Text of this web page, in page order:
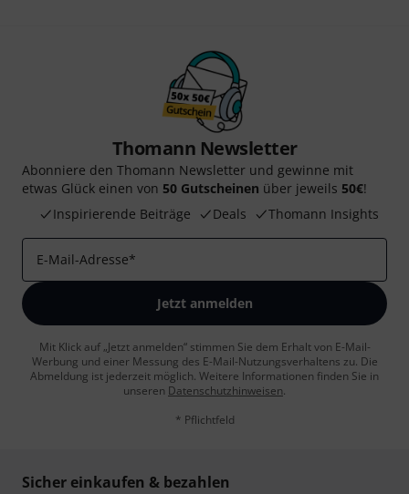
Thomann Newsletter
Abonniere den Thomann Newsletter und gewinne mit
etwas Glück einen von 50 Gutscheinen über jeweils 50€!
Inspirierende Beiträge
Deals Thomann Insights
E-Mail-Adresse*
Jetzt anmelden
Mit Klick auf „Jetzt anmelden“ stimmen Sie dem Erhalt von E-Mail-
Werbung und einer Messung des E-Mail-Nutzungsverhaltens zu. Die
Abmeldung ist jederzeit möglich. Weitere Informationen finden Sie in
unseren Datenschutzhinweisen.
* Pflichtfeld
Sicher einkaufen & bezahlen